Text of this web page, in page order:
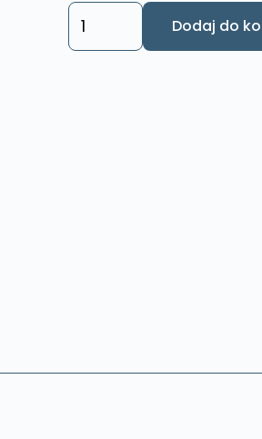
ilość
Obraz
Dodaj do